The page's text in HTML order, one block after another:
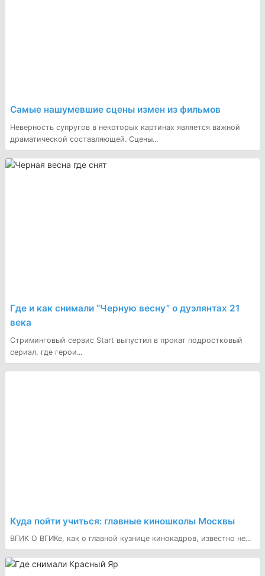
Самые нашумевшие сцены измен из фильмов
Неверность супругов в некоторых картинах является важной
драматической составляющей. Сцены...
Где и как снимали “Черную весну” о дуэлянтах 21
века
Стриминговый сервис Start выпустил в прокат подростковый
сериал, где герои...
Куда пойти учиться: главные киношколы Москвы
ВГИК О ВГИКе, как о главной кузнице кинокадров, известно не...